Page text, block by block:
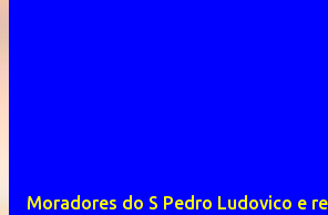
Moradores do S Pedro Ludovico e